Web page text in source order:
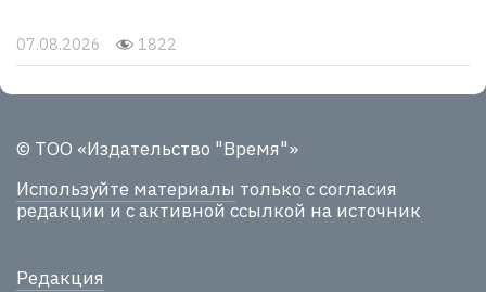
07.08.2026 1822
© ТОО «Издательство "Время"»
Используйте материалы только с согласия
редакции и с активной ссылкой на источник
Редакция